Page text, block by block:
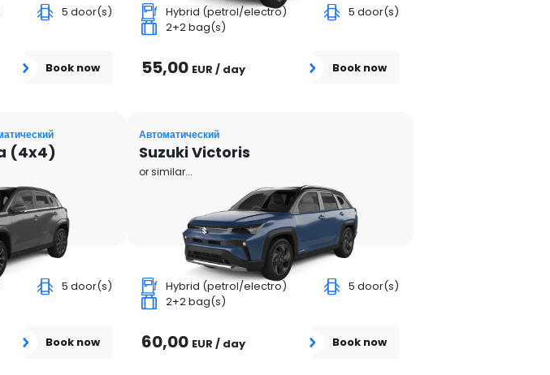
5 door(s)
Book now
Hybrid (petrol/electro)
5 door(s)
2+2 bag(s)
55,00 EUR / day Book now
(4x4)
5 door(s)
Book now
Автоматический
Suzuki Victoris
or similar...
Hybrid (petrol/electro)
5 door(s)
2+2 bag(s)
60,00 EUR / day Book now